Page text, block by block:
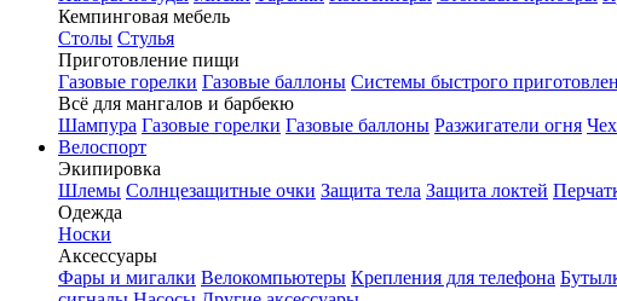
Кемпинговая мебель
Столы Стулья
Приготовление пищи
Газовые горелки Газовые баллоны Системы быстрого
Всё для мангалов и барбекю
Шампура Газовые горелки Газовые баллоны Разжигатели огня
Велоспорт
Экипировка
Шлемы Солнцезащитные очки Защита тела Защита локтей
Одежда
Носки
Аксессуары
Фары и мигалки Велокомпьютеры Крепления для телефона